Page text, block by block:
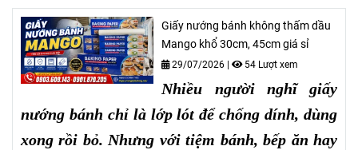
Giấy nướng bánh không thấm dầu
Mango khổ 30cm, 45cm giá sỉ
29/07/2026 | 54 Lượt xem
Nhiều người nghĩ giấy
nướng bánh chỉ là lớp lót để chống dính, dùng
xong rồi bỏ. Nhưng với tiệm bánh, bếp ăn hay